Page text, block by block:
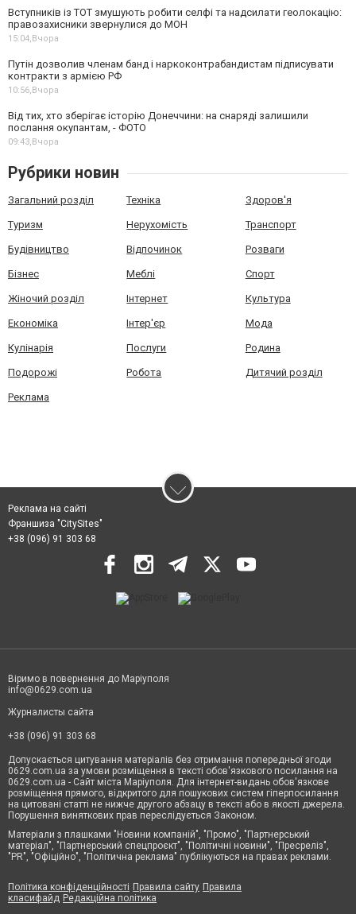
Вступників із ТОТ змушують робити селфі та надсилати геолокацію:
правозахисники звернулися до МОН
15:04, Вчора
Путін дозволив членам банд і наркоконтрабандистам підписувати
контракти з армією РФ
10:56, Вчора
Від тих, хто зберігає історію Донеччини: на снаряді залишили
послання окупантам, - ФОТО
09:43, Вчора
Рубрики новин
Загальний розділ Техніка Здоров'я
Туризм Нерухомість Транспорт
Будівництво Відпочинок Розваги
Бізнес Меблі Спорт
Жіночий розділ Інтернет Культура
Економіка Інтер'єр Мода
Кулінарія Послуги Родина
Подорожі Робота Дитячий розділ
Реклама
Реклама на сайті
Франшиза "CitySites"
+38 (096) 91 303 68
Віримо в повернення до Маріуполя
info@0629.com.ua
Журналисты сайта
+38 (096) 91 303 68
Допускається цитування матеріалів без отримання попередньої згоди
0629.com.ua за умови розміщення в тексті обов'язкового посилання на
0629.com.ua - Сайт міста Маріуполя. Для інтернет-видань обов'язкове
розміщення прямого, відкритого для пошукових систем гіперпосилання
на цитовані статті не нижче другого абзацу в тексті або в якості джерела.
Порушення виняткових прав переслідується Законом.
Матеріали з плашками "Новини компаній", "Промо", "Партнерський
матеріал", "Партнерський спецпроєкт", "Політичні новини", "Пресреліз",
"PR", "Офіційно", "Політична реклама" публікуються на правах реклами.
Політика конфіденційності Правила сайту Правила
класифайд Редакційна політика